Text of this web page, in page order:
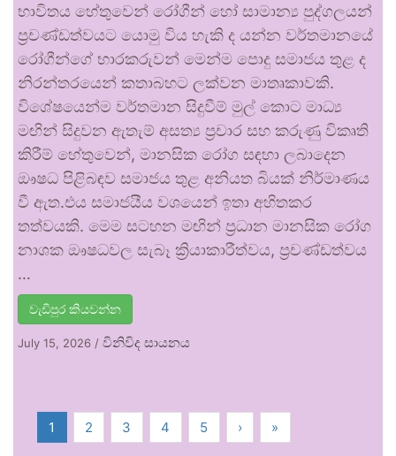
භාවිතය හේතුවෙන් රෝගීන් හෝ සාමාන්‍ය පුද්ගලයන්
ප්‍රචණ්ඩත්වයට යොමු විය හැකි ද යන්න වර්තමානයේ
රෝගීන්ගේ භාරකරුවන් මෙන්ම පොදු සමාජය තුළ ද
නිරන්තරයෙන් කතාබහට ලක්වන මාතෘකාවකි.
විශේෂයෙන්ම වර්තමාන සිදුවීම් මුල් කොට මාධ්‍ය
මඟින් සිදුවන ඇතැම් අසත්‍ය ප්‍රචාර සහ කරුණු විකෘති
කිරීම් හේතුවෙන්, මානසික රෝග සඳහා ලබාදෙන
ඖෂධ පිළිබඳව සමාජය තුළ අනියත බියක් නිර්මාණය
වී ඇත.එය සමාජයීය වශයෙන් ඉතා අහිතකර
තත්වයකි. මෙම සටහන මඟින් ප්‍රධාන මානසික රෝග
නාශක ඖෂධවල සැබෑ ක්‍රියාකාරීත්වය, ප්‍රචණ්ඩත්වය
…
වැඩිපුර කියවන්න
July 15, 2026 / විනිවිද සායනය
1 2 3 4 5 › »